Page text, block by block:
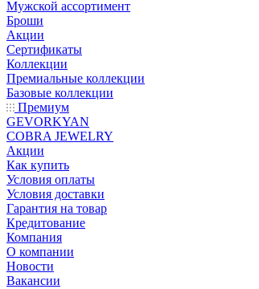
Мужской ассортимент
Броши
Акции
Сертификаты
Коллекции
Премиальные коллекции
Базовые коллекции
Премиум
GEVORKYAN
COBRA JEWELRY
Акции
Как купить
Условия оплаты
Условия доставки
Гарантия на товар
Кредитование
Компания
О компании
Новости
Вакансии